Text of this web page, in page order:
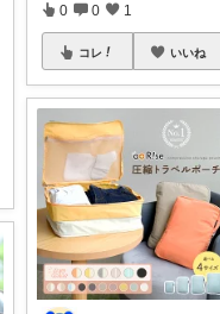
0 0 1
コレ いいね